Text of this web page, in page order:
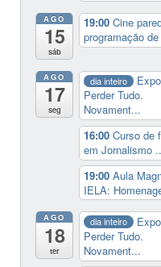
AGO
15
sáb
19:00Cine
programação
AGO
17
seg
dia inteiro
Perder Tudo.
Novament...
16:00Curso de
em Jornalismo
19:00Aula
IELA:
AGO
18
ter
dia inteiro
Perder Tudo.
Novament...